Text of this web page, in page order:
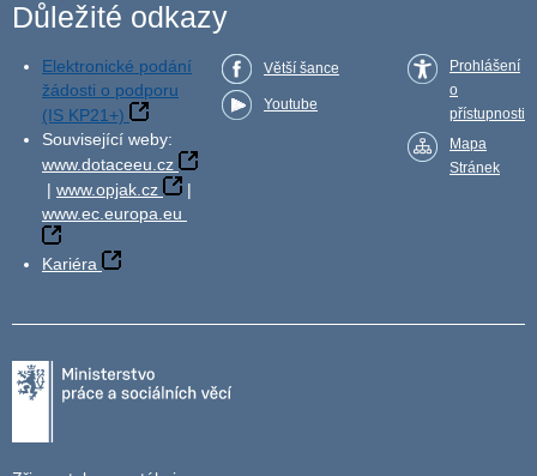
Důležité odkazy
Elektronické podání
žádosti o podporu
(IS KP21+)
Související weby:
www.dotaceeu.cz
| www.opjak.cz
|
www.ec.europa.eu
Kariéra
Větší šance
Youtube
Prohlášení
o
přístupnosti
Mapa
Stránek